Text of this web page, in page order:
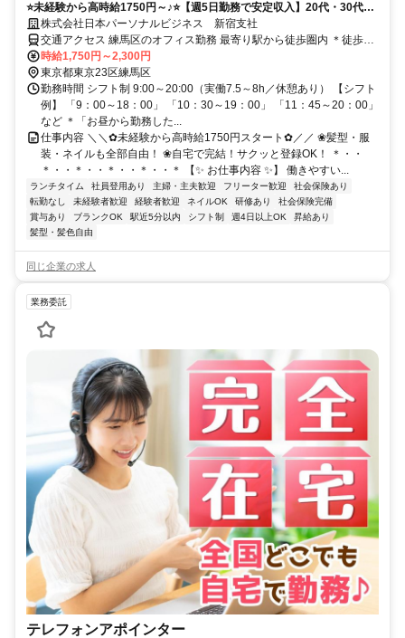
⭐️未経験から高時給1750円～♪⭐️【週5日勤務で安定収入】20代・30代活
躍中！服髪自由・ネイルOK！おしゃれしながら働ける✿
株式会社日本パーソナルビジネス 新宿支社
交通アクセス 練馬区のオフィス勤務 最寄り駅から徒歩圏内 ＊徒歩1
分以内の駅チカ・地下直結や「最寄駅から通勤時間〇分以内がいい」
などの希望も考慮！ <髪型・服装・ネイル自由> ＜未経験の方も大歓
迎！＞ ＜完全週休二日制＞ ★来社不要で登録OK 【勤務地】 東京都
練馬区内
時給1,750円～2,300円
東京都東京23区練馬区
勤務時間 シフト制 9:00～20:00（実働7.5～8h／休憩あり） 【シフト
例】 「9：00～18：00」 「10：30～19：00」 「11：45～20：00」
など ＊「お昼から勤務した...
仕事内容 ＼＼✿未経験から高時給1750円スタート✿／／ ❀髪型・服
装・ネイルも全部自由！ ❀自宅で完結！サクッと登録OK！ ＊・・
＊・・＊・・＊・・＊・・＊ 【✨ お仕事内容 ✨】 働きやすい...
ランチタイム 社員登用あり 主婦・主夫歓迎 フリーター歓迎
社会保険あり
転勤なし
未経験者歓迎 経験者歓迎 ネイルOK 研修あり
社会保険完備
賞与あり
ブランクOK 駅近5分以内 シフト制 週4日以上OK
昇給あり
髪型・髪色自由
同じ企業の求人
業務委託
テレフォンアポインター